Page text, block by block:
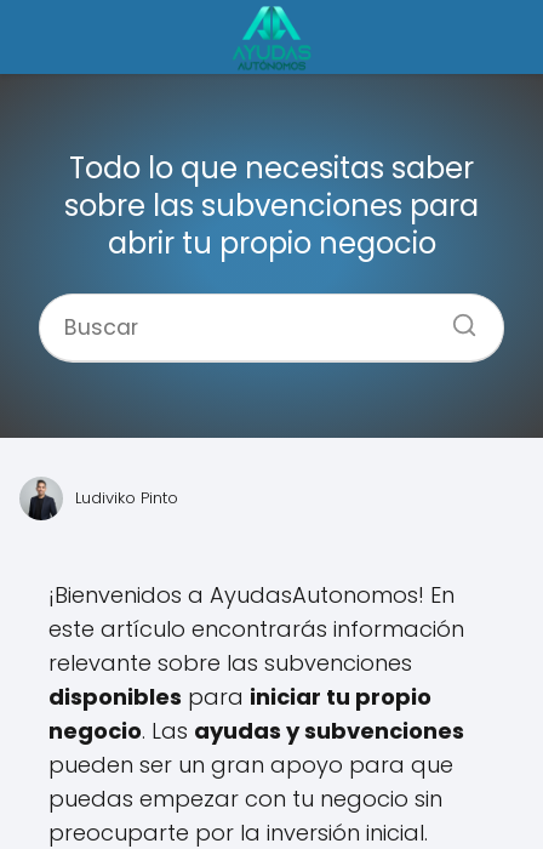
Todo lo que necesitas saber
sobre las subvenciones para
abrir tu propio negocio
Ludiviko Pinto
¡Bienvenidos a AyudasAutonomos! En
este artículo encontrarás información
relevante sobre las subvenciones
disponibles para iniciar tu propio
negocio. Las ayudas y subvenciones
pueden ser un gran apoyo para que
puedas empezar con tu negocio sin
preocuparte por la inversión inicial.